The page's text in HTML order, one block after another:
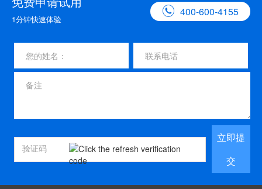
1分钟快速体验
 400-600-4155
立即提
交